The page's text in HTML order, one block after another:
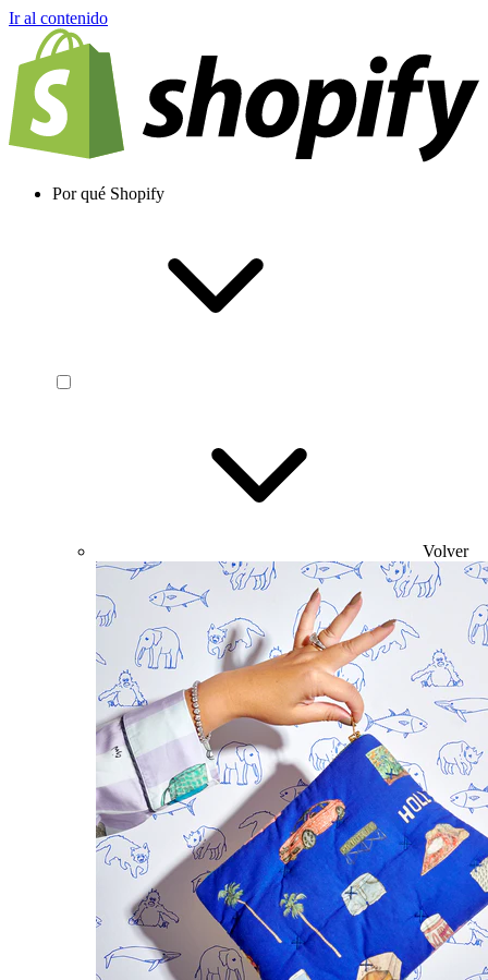
Ir al contenido
Por qué Shopify
Volver